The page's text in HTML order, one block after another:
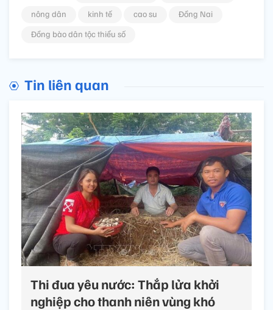
nông dân
kinh tế cao su
Đồng Nai
Đồng bào dân tộc thiểu số
Tin liên quan
Thi đua yêu nước: Thắp lửa khởi
nghiệp cho thanh niên vùng khó